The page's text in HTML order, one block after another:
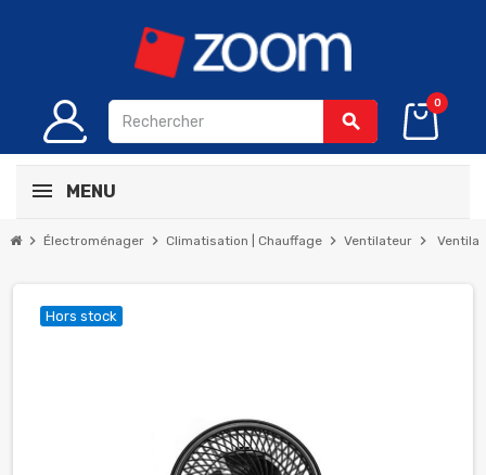
search
0
MENU
chevron_right Électroménager chevron_right Climatisation | Chauffage chevron_right Ventilateur chevron_right
Hors stock